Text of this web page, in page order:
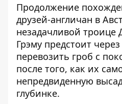
Продолжение
друзей-англичан в
незадачливой троице
Грэму предстоит
перевозить гроб с
после того, как их
непредвиденную
глубинке.